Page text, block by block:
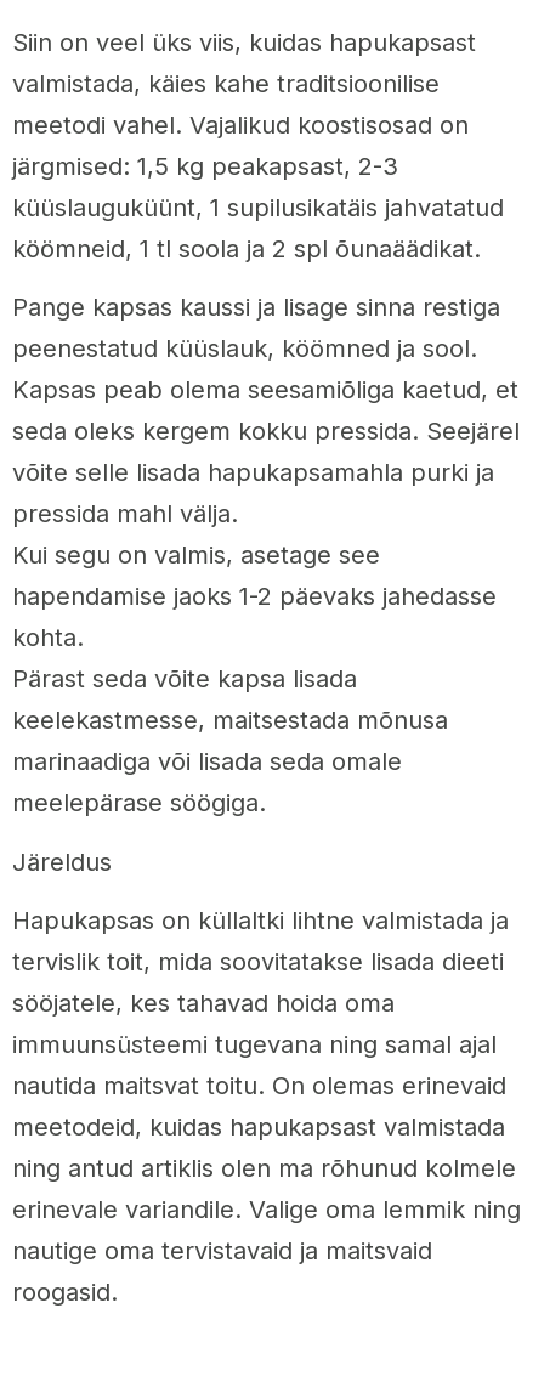
Siin on veel üks viis, kuidas hapukapsast
valmistada, käies kahe traditsioonilise
meetodi vahel. Vajalikud koostisosad on
järgmised: 1,5 kg peakapsast, 2-3
küüslauguküünt, 1 supilusikatäis jahvatatud
köömneid, 1 tl soola ja 2 spl õunaäädikat.
Pange kapsas kaussi ja lisage sinna restiga
peenestatud küüslauk, köömned ja sool.
Kapsas peab olema seesamiõliga kaetud, et
seda oleks kergem kokku pressida. Seejärel
võite selle lisada hapukapsamahla purki ja
pressida mahl välja.
Kui segu on valmis, asetage see
hapendamise jaoks 1-2 päevaks jahedasse
kohta.
Pärast seda võite kapsa lisada
keelekastmesse, maitsestada mõnusa
marinaadiga või lisada seda omale
meelepärase söögiga.
Järeldus
Hapukapsas on küllaltki lihtne valmistada ja
tervislik toit, mida soovitatakse lisada dieeti
sööjatele, kes tahavad hoida oma
immuunsüsteemi tugevana ning samal ajal
nautida maitsvat toitu. On olemas erinevaid
meetodeid, kuidas hapukapsast valmistada
ning antud artiklis olen ma rõhunud kolmele
erinevale variandile. Valige oma lemmik ning
nautige oma tervistavaid ja maitsvaid
roogasid.